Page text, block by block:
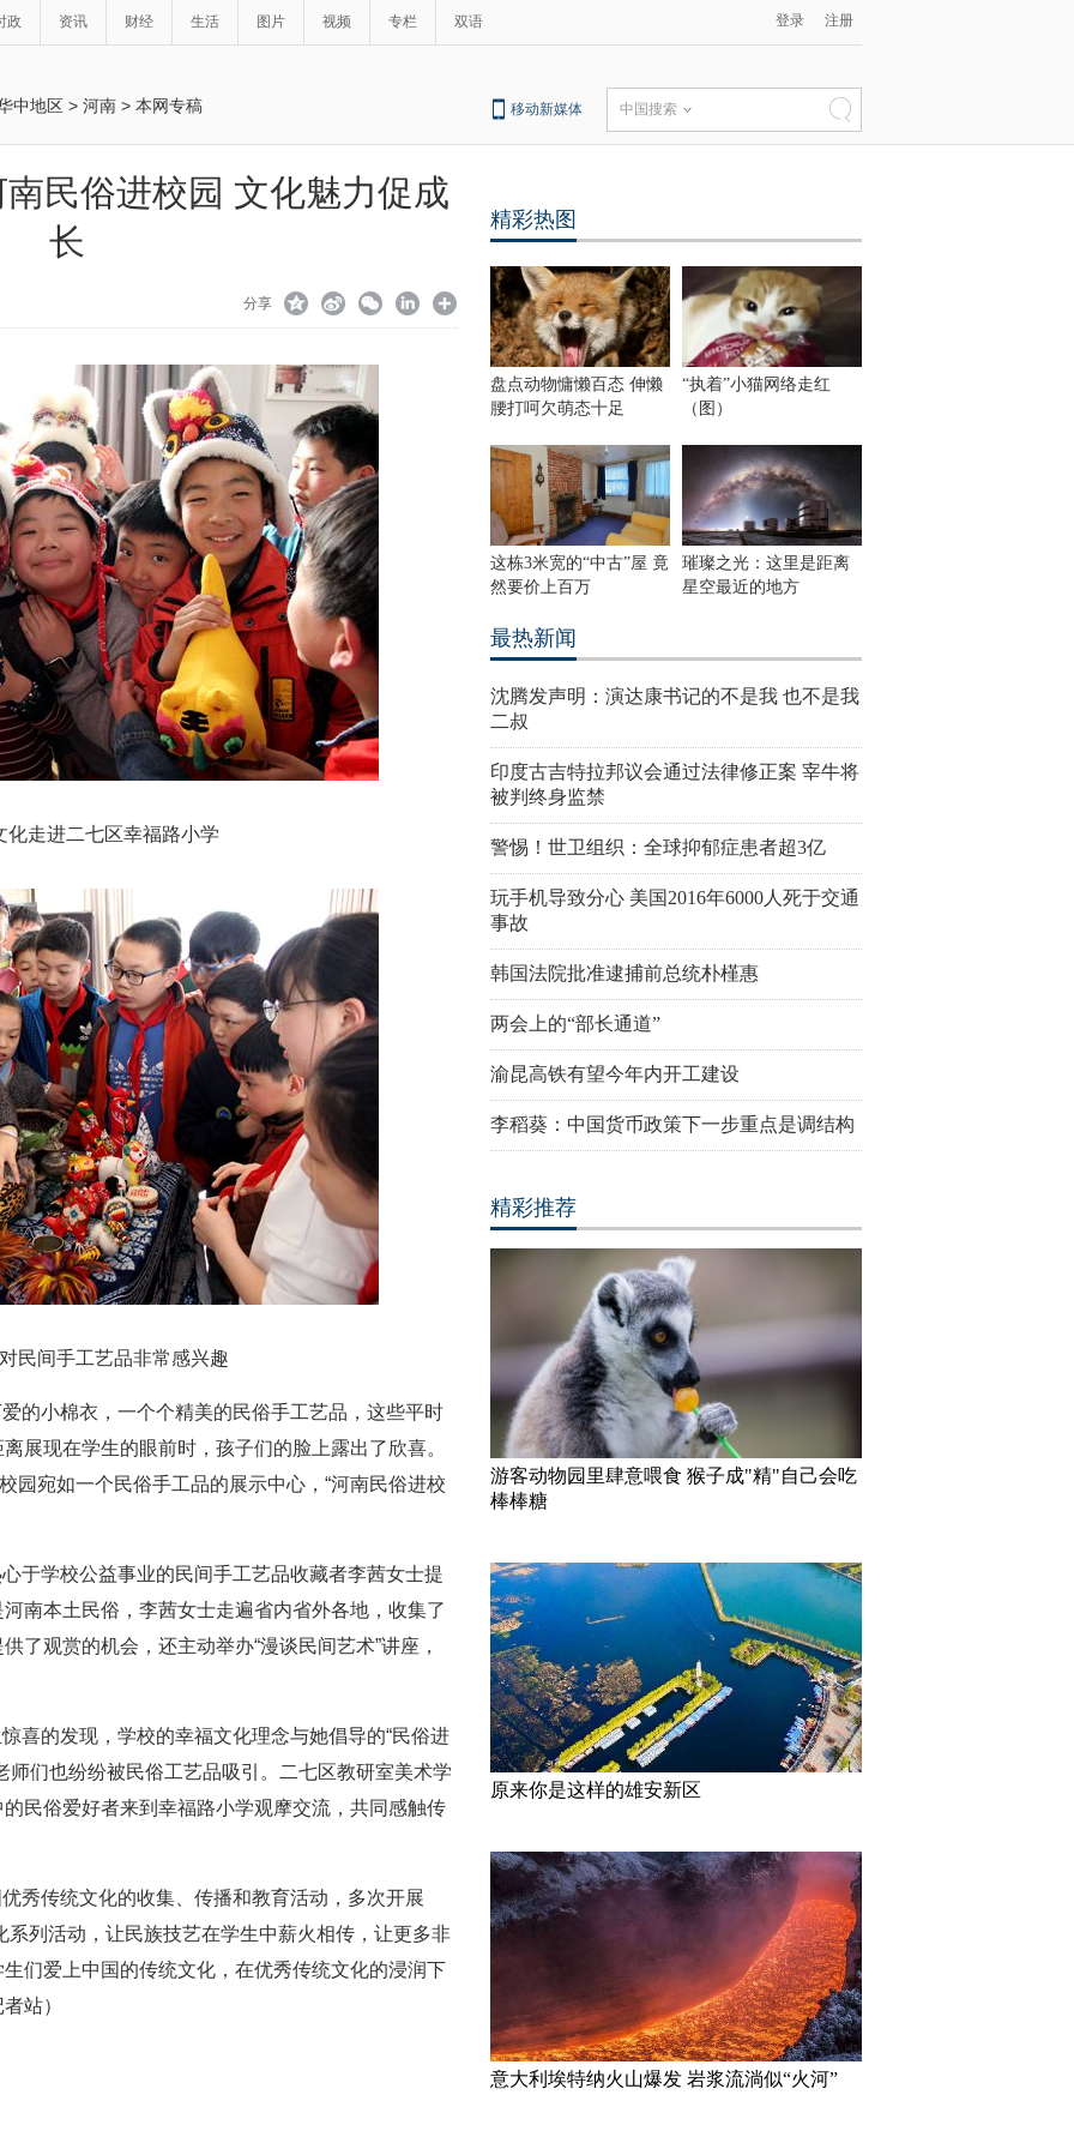
政 资讯 财经 生活 图片 视频 专栏 双语 登录 注册
中地区 > 河南 > 本网专稿 移动新媒体 中国搜索
民俗进校园 文化魅力促成
长
分享
化走进二七区幸福路小学
民间手工艺品非常感兴趣
的小棉衣，一个个精美的民俗手工艺品，这些平时
展现在学生的眼前时，孩子们的脸上露出了欣喜。
园宛如一个民俗手工品的展示中心，“河南民俗进校
于学校公益事业的民间手工艺品收藏者李茜女士提
南本土民俗，李茜女士走遍省内省外各地，收集了
了观赏的机会，还主动举办“漫谈民间艺术”讲座，
喜的发现，学校的幸福文化理念与她倡导的“民俗进
师们也纷纷被民俗工艺品吸引。二七区教研室美术学
民俗爱好者来到幸福路小学观摩交流，共同感触传
秀传统文化的收集、传播和教育活动，多次开展
系列活动，让民族技艺在学生中薪火相传，让更多非
们爱上中国的传统文化，在优秀传统文化的浸润下
站）
精彩热图
盘点动物慵懒百态 伸懒
腰打呵欠萌态十足
“执着”小猫网络走红
（图）
这栋3米宽的“中古”屋 竟
然要价上百万
璀璨之光：这里是距离
星空最近的地方
最热新闻
沈腾发声明：演达康书记的不是我 也不是我
二叔
印度古吉特拉邦议会通过法律修正案 宰牛将
被判终身监禁
警惕！世卫组织：全球抑郁症患者超3亿
玩手机导致分心 美国2016年6000人死于交通
事故
韩国法院批准逮捕前总统朴槿惠
两会上的“部长通道”
渝昆高铁有望今年内开工建设
李稻葵：中国货币政策下一步重点是调结构
精彩推荐
游客动物园里肆意喂食 猴子成"精"自己会吃
棒棒糖
原来你是这样的雄安新区
意大利埃特纳火山爆发 岩浆流淌似“火河”